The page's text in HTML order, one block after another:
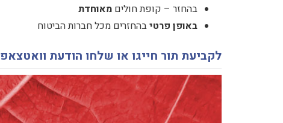
בהחזר – קופת חולים מאוחדת
באופן פרטיבהחזרים מכל חברות הביטוח
לקביעת תור חייגו או שלחו הודעת וואטצאפ